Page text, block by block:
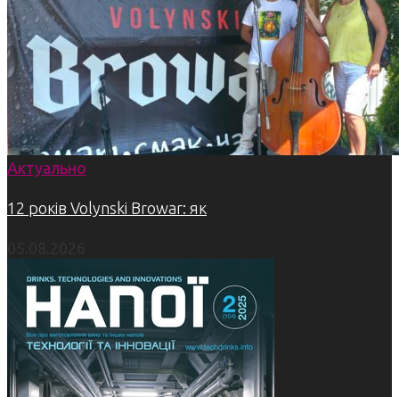
Актуально
12 років Volynski Browar: як